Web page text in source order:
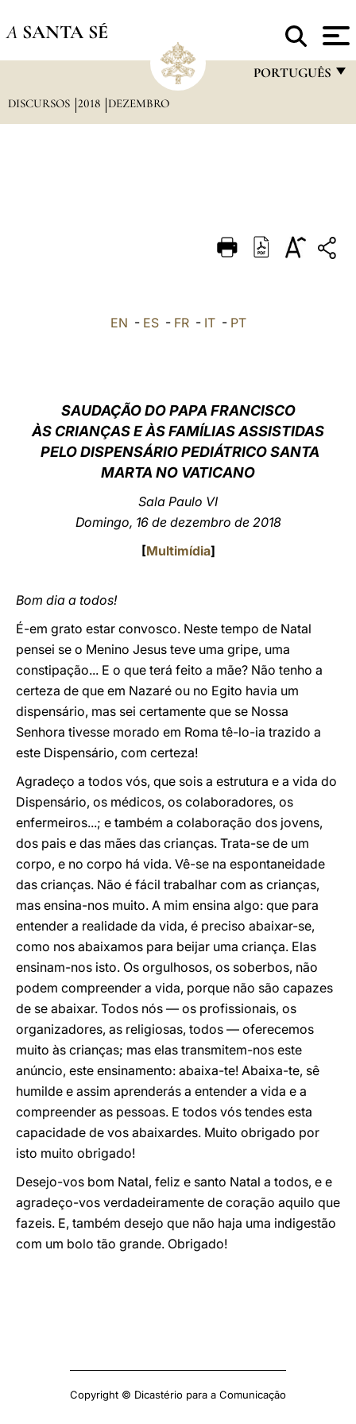
A SANTA SÉ
PORTUGUÊS
DEUTSCH
DISCURSOS 2018 DEZEMBRO
EN - ES- FR- IT- PT
SAUDAÇÃO DO PAPA FRANCISCO
ÀS CRIANÇAS E ÀS FAMÍLIAS ASSISTIDAS
PELO DISPENSÁRIO PEDIÁTRICO SANTA
MARTA NO VATICANO
Sala Paulo VI
Domingo, 16 de dezembro de 2018
[Multimídia]
Bom dia a todos!
É-em grato estar convosco. Neste tempo de Natal
pensei se o Menino Jesus teve uma gripe, uma
constipação... E o que terá feito a mãe? Não tenho a
certeza de que em Nazaré ou no Egito havia um
dispensário, mas sei certamente que se Nossa
Senhora tivesse morado em Roma tê-lo-ia trazido a
este Dispensário, com certeza!
Agradeço a todos vós, que sois a estrutura e a vida do
Dispensário, os médicos, os colaboradores, os
enfermeiros...; e também a colaboração dos jovens,
dos pais e das mães das crianças. Trata-se de um
corpo, e no corpo há vida. Vê-se na espontaneidade
das crianças. Não é fácil trabalhar com as crianças,
mas ensina-nos muito. A mim ensina algo: que para
entender a realidade da vida, é preciso abaixar-se,
como nos abaixamos para beijar uma criança. Elas
ensinam-nos isto. Os orgulhosos, os soberbos, não
podem compreender a vida, porque não são capazes
de se abaixar. Todos nós — os profissionais, os
organizadores, as religiosas, todos — oferecemos
muito às crianças; mas elas transmitem-nos este
anúncio, este ensinamento: abaixa-te! Abaixa-te, sê
humilde e assim aprenderás a entender a vida e a
compreender as pessoas. E todos vós tendes esta
capacidade de vos abaixardes. Muito obrigado por
isto muito obrigado!
Desejo-vos bom Natal, feliz e santo Natal a todos, e e
agradeço-vos verdadeiramente de coração aquilo que
fazeis. E, também desejo que não haja uma indigestão
com um bolo tão grande. Obrigado!
Copyright © Dicastério para a Comunicação